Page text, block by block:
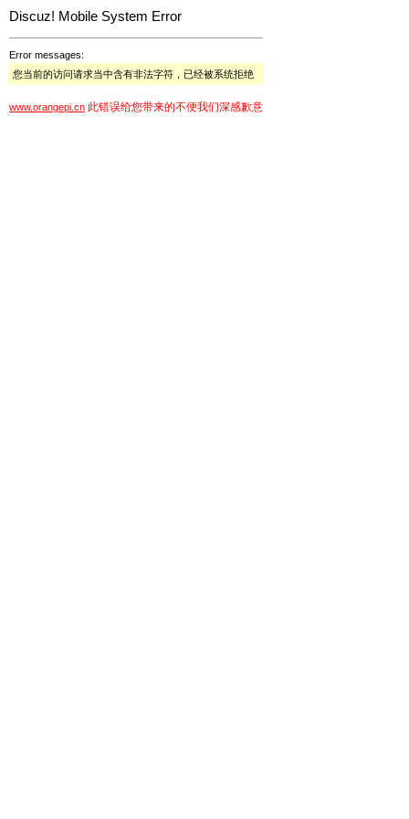
Discuz! Mobile System Error
Error messages:
您当前的访问请求当中含有非法字符，已经被系统拒绝
www.orangepi.cn 此错误给您带来的不便我们深感歉意